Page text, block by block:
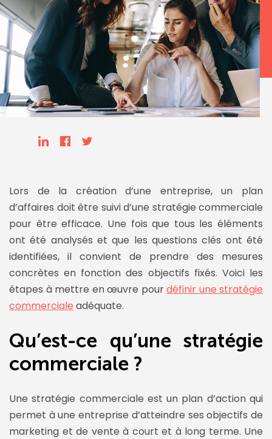
Lors de la création d’une entreprise, un plan
d’affaires doit être suivi d’une stratégie commerciale
pour être efficace. Une fois que tous les éléments
ont été analysés et que les questions clés ont été
identifiées, il convient de prendre des mesures
concrètes en fonction des objectifs fixés. Voici les
étapes à mettre en œuvre pourdéfinir une stratégie
commerciale adéquate.
Qu’est-ce qu’une stratégie
commerciale ?
Une stratégie commerciale est un plan d’action qui
permet à une entreprise d’atteindre ses objectifs de
marketing et de vente à court et à long terme. Une